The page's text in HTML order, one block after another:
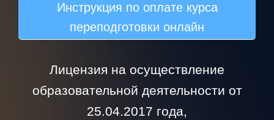
Инструкция по оплате курса
переподготовки онлайн
Лицензия на осуществление
образовательной деятельности от
25.04.2017 года,